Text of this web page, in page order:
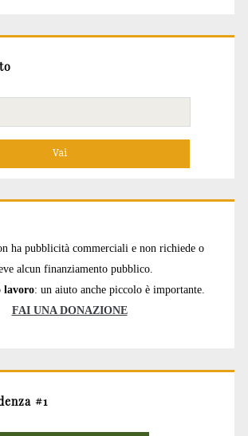
ha pubblicità commerciali e non richiede o
alcun finanziamento pubblico.
lavoro: un aiuto anche piccolo è importante.
FAI UNA DONAZIONE
#1